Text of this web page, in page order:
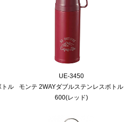
トル
UE-3450
モンテ 2WAYダブルステンレスボトル
600(レッド)